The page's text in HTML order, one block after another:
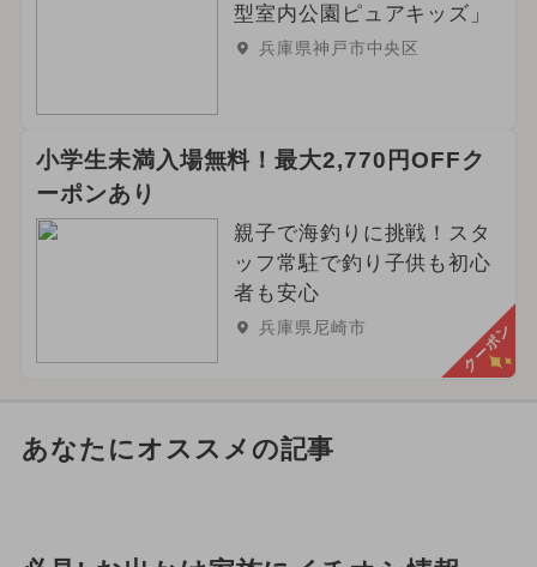
型室内公園ピュアキッズ」
兵庫県神戸市中央区
小学生未満入場無料！最大2,770円OFFク
ーポンあり
親子で海釣りに挑戦！スタ
ッフ常駐で釣り子供も初心
者も安心
兵庫県尼崎市 クーポン
あなたにオススメの記事